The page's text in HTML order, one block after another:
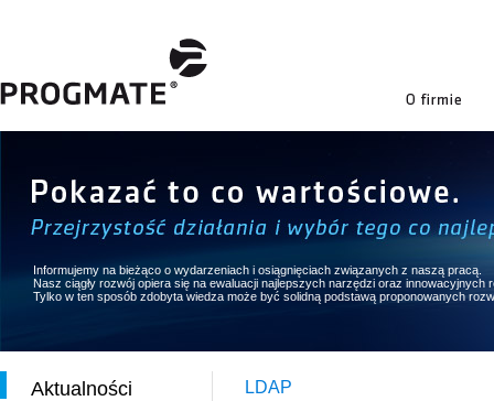
Informujemy na bieżąco o wydarzeniach i osiągnięciach związanych z naszą pracą.
Nasz ciągły rozwój opiera się na ewaluacji najlepszych narzędzi oraz innowacyjnych
Tylko w ten sposób zdobyta wiedza może być solidną podstawą proponowanych
Aktualności LDAP